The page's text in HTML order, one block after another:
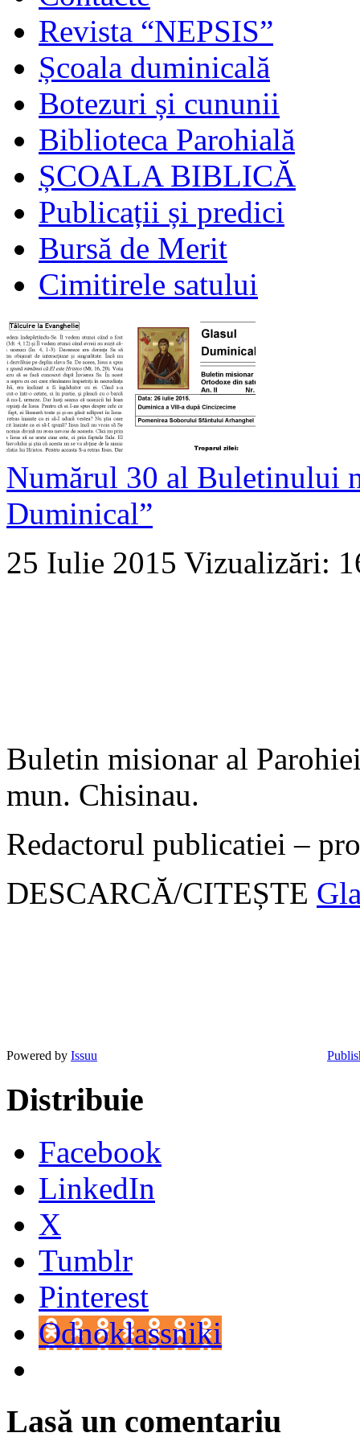
Revista “NEPSIS”
Școala duminicală
Botezuri și cununii
Biblioteca Parohială
ȘCOALA BIBLICĂ
Publicații și predici
Bursă de Merit
Cimitirele satului
Numărul 30 al Buletinului
Duminical”
25 Iulie 2015 Vizualizări:
Buletin misionar al
mun. Chisinau.
Redactorul publicatiei –
DESCARCĂ/CITEȘTE
Powered by Issuu
Distribuie
Facebook
LinkedIn
X
Tumblr
Pinterest
Odnoklassniki
Lasă un comentariu